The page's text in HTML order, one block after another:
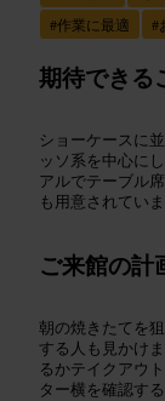
#作業に最適 #
期待できる
ショーケースに
ッソ系を中心に
アルでテーブル
も用意されていま
ご来館の計
朝の焼きたてを
する人も見かけ
るかテイクアウ
ター横を確認す